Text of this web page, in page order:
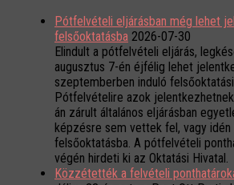
Pótfelvételi eljárásban még lehet
felsőoktatásba 2026-07-30
Elindult a pótfelvételi eljárás,
augusztus 7-én éjfélig lehet
szeptemberben induló
Pótfelvételire azok
án zárult általános eljárásban
képzésre sem vettek fel, vagy
felsőoktatásba. A pótfelvételi
végén hirdeti ki az Oktatási Hivatal.
Közzétették a felvételi